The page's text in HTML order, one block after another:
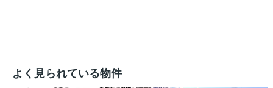
よく見られている物件